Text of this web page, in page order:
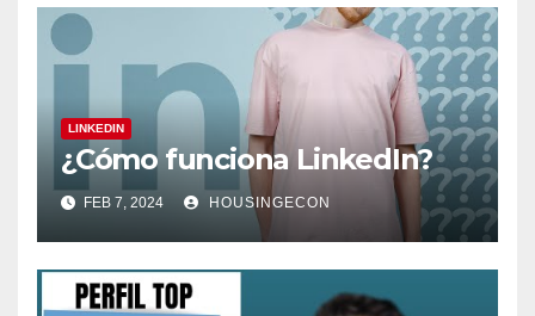
LINKEDIN
¿Cómo funciona LinkedIn?
FEB 7, 2024 HOUSINGECON